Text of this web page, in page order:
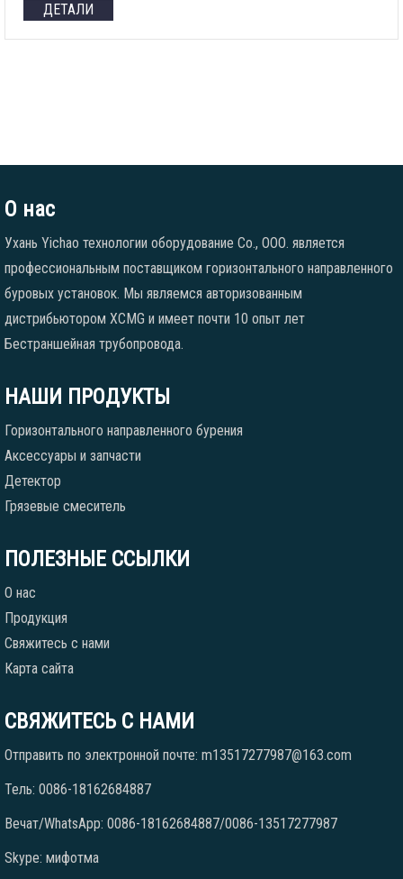
ДЕТАЛИ
О нас
Ухань Yichao технологии оборудование Co., ООО. является
профессиональным поставщиком горизонтального направленного
буровых установок. Мы являемся авторизованным
дистрибьютором XCMG и имеет почти 10 опыт лет
Бестраншейная трубопровода.
НАШИ ПРОДУКТЫ
Горизонтального направленного бурения
Аксессуары и запчасти
Детектор
Грязевые смеситель
ПОЛЕЗНЫЕ ССЫЛКИ
О нас
Продукция
Свяжитесь с нами
Карта сайта
СВЯЖИТЕСЬ С НАМИ
Отправить по электронной почте: m13517277987@163.com
Тель: 0086-18162684887
Вечат/WhatsApp: 0086-18162684887/0086-13517277987
Skype: мифотма